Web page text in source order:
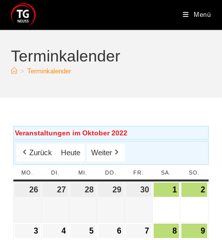
Menü
Terminkalender
> Terminkalender
Veranstaltungen im Oktober 2022
Zurück Heute Weiter
MO. DI. MI. DO. FR. SA. SO.
26 27 28 29 30 1 2
3 4 5 6 7 8 9